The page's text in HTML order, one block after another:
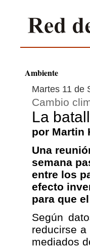
Ambiente
Martes 11 de
Cambio
La
por Martin
Una
semana
entre los
efecto
para que
Según
reducirse
mediados